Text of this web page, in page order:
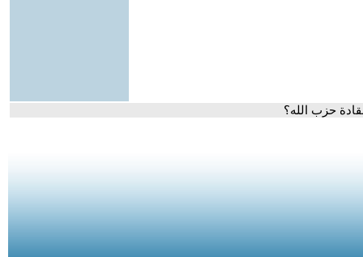
حزب الله؟